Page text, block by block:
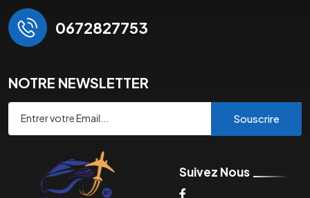
0672827753
NOTRE NEWSLETTER
Souscrire
Suivez Nous